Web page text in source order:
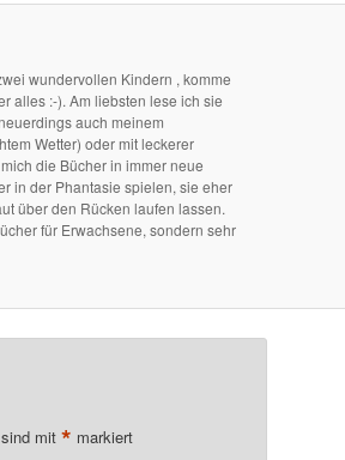
wundervollen Kindern , komme
alles :-). Am liebsten lese ich sie
auch meinem
Wetter) oder mit leckerer
die Bücher in immer neue
in der Phantasie spielen, sie eher
über den Rücken laufen lassen.
für Erwachsene, sondern sehr
mit * markiert